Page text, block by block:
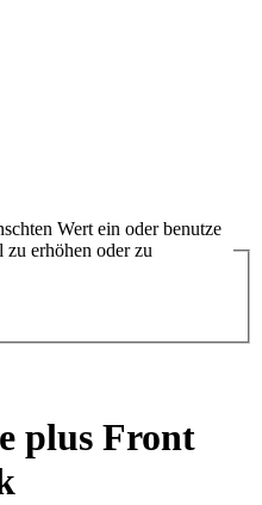
Wert ein oder benutze
erhöhen oder zu
plus Front